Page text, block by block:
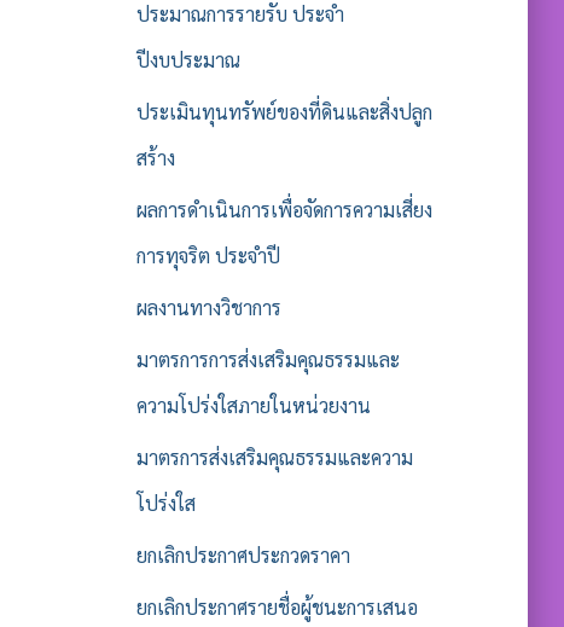
ประมาณการรายรับ ประจำ
ปีงบประมาณ
ประเมินทุนทรัพย์ของที่ดินและสิ่งปลูก
สร้าง
ผลการดำเนินการเพื่อจัดการความเสี่ยง
การทุจริต ประจำปี
ผลงานทางวิชาการ
มาตรการการส่งเสริมคุณธรรมและ
ความโปร่งใสภายในหน่วยงาน
มาตรการส่งเสริมคุณธรรมและความ
โปร่งใส
ยกเลิกประกาศประกวดราคา
ยกเลิกประกาศรายชื่อผู้ชนะการเสนอ